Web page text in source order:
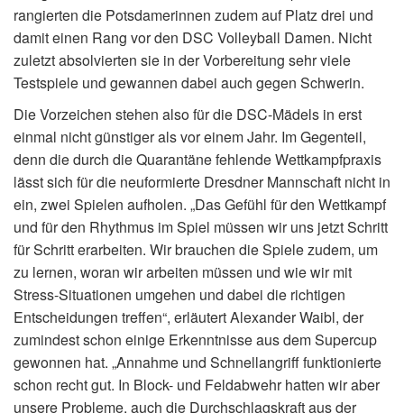
rangierten die Potsdamerinnen zudem auf Platz drei und
damit einen Rang vor den DSC Volleyball Damen. Nicht
zuletzt absolvierten sie in der Vorbereitung sehr viele
Testspiele und gewannen dabei auch gegen Schwerin.
Die Vorzeichen stehen also für die DSC-Mädels in erst
einmal nicht günstiger als vor einem Jahr. Im Gegenteil,
denn die durch die Quarantäne fehlende Wettkampfpraxis
lässt sich für die neuformierte Dresdner Mannschaft nicht in
ein, zwei Spielen aufholen. „Das Gefühl für den Wettkampf
und für den Rhythmus im Spiel müssen wir uns jetzt Schritt
für Schritt erarbeiten. Wir brauchen die Spiele zudem, um
zu lernen, woran wir arbeiten müssen und wie wir mit
Stress-Situationen umgehen und dabei die richtigen
Entscheidungen treffen“, erläutert Alexander Waibl, der
zumindest schon einige Erkenntnisse aus dem Supercup
gewonnen hat. „Annahme und Schnellangriff funktionierte
schon recht gut. In Block- und Feldabwehr hatten wir aber
unsere Probleme, auch die Durchschlagskraft aus der